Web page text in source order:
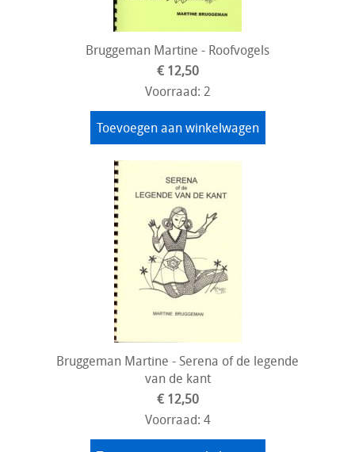
Bruggeman Martine - Roofvogels
€ 12,50
Voorraad: 2
Toevoegen aan winkelwagen
Bruggeman Martine - Serena of de legende
van de kant
€ 12,50
Voorraad: 4